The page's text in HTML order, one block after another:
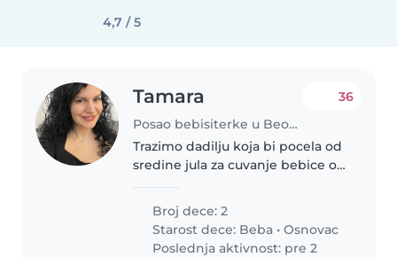
4,7 / 5
Tamara
Posao bebisiterke u Beograd
36
Trazimo dadilju koja bi pocela od
sredine jula za cuvanje bebice od
pozeljno do februara mozda i
duze. Mi smo cetvoroclana
porodica , zivimo iznad Olimpa...
Broj dece: 2
Starost dece: Beba •Osnovac
Poslednja aktivnost: pre 2